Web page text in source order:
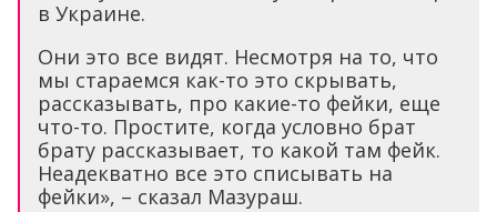
в Украине.
Они это все видят. Несмотря на то, что
мы стараемся как-то это скрывать,
рассказывать, про какие-то фейки, еще
что-то. Простите, когда условно брат
брату рассказывает, то какой там фейк.
Неадекватно все это списывать на
фейки», – сказал Мазураш.